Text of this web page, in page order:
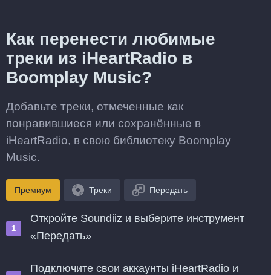
Как перенести любимые
треки из iHeartRadio в
Boomplay Music?
Добавьте треки, отмеченные как
понравившиеся или сохранённые в
iHeartRadio, в свою библиотеку Boomplay
Music.
Премиум Треки Передать
Откройте Soundiiz и выберите инструмент
«Передать»
Подключите свои аккаунты iHeartRadio и